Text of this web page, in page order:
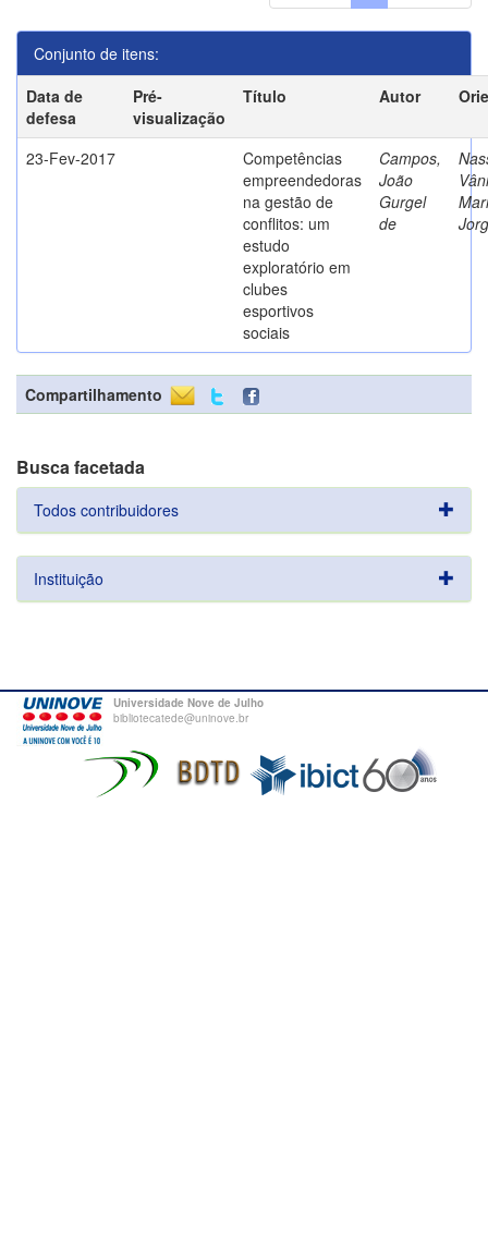
Conjunto de itens:
Data de
defesa
Pré-
visualização
Título Autor
23-Fev-2017
Competências
empreendedoras
na gestão de
conflitos: um
estudo
exploratório em
clubes
esportivos
sociais
Campos,
João
Gurgel
de
Compartilhamento
Busca facetada
Todos contribuidores
Instituição
Universidade Nove de Julho
bibliotecatede@uninove.br